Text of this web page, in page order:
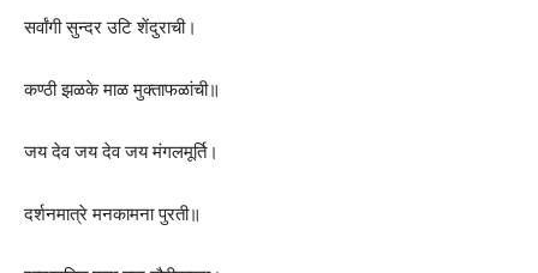
सर्वांगी सुन्दर उटि शेंदुराची।
कण्ठी झळके माळ मुक्ताफळांची॥
जय देव जय देव जय मंगलमूर्ति।
दर्शनमात्रे मनकामना पुरती॥